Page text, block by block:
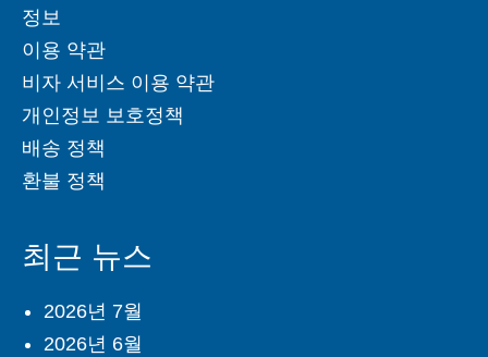
정보
이용 약관
비자 서비스 이용 약관
개인정보 보호정책
배송 정책
환불 정책
최근 뉴스
2026년 7월
2026년 6월